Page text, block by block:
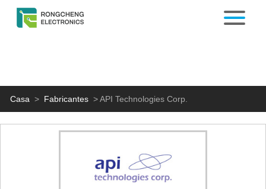
Casa > Fabricantes >API Technologies Corp.